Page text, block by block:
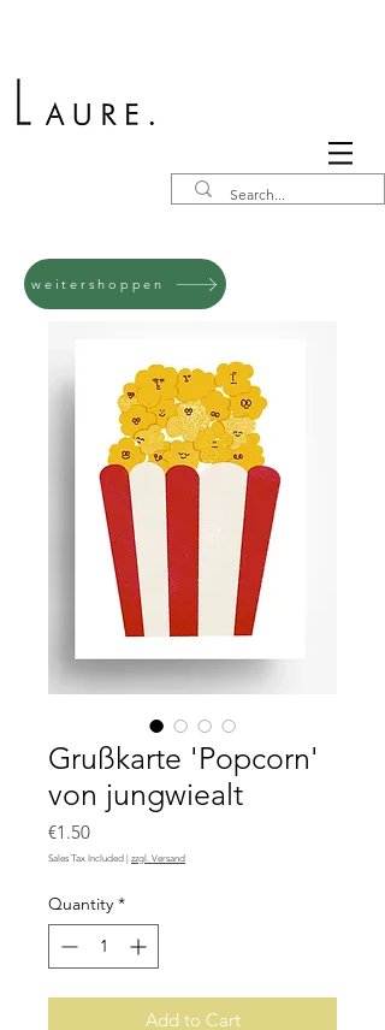
weitershoppen
Grußkarte 'Popcorn'
von jungwiealt
€1.50Price
Sales Tax Included zzgl. Versand
Quantity *
Add to Cart